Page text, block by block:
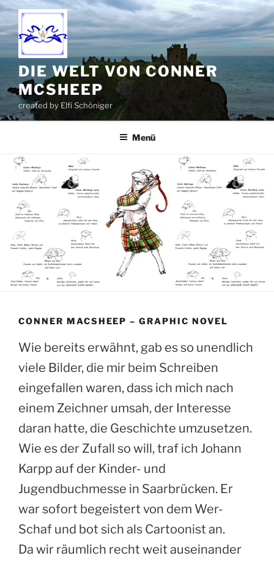
Zum
Inhalt
springen
DIE WELT VON CONNER
MCSHEEP
created by Elfi Schöniger
Menü
CONNER MACSHEEP – GRAPHIC NOVEL
Wie bereits erwähnt, gab es so unendlich
viele Bilder, die mir beim Schreiben
eingefallen waren, dass ich mich nach
einem Zeichner umsah, der Interesse
daran hatte, die Geschichte umzusetzen.
Wie es der Zufall so will, traf ich Johann
Karpp auf der Kinder- und
Jugendbuchmesse in Saarbrücken. Er
war sofort begeistert von dem Wer-
Schaf und bot sich als Cartoonist an.
Da wir räumlich recht weit auseinander